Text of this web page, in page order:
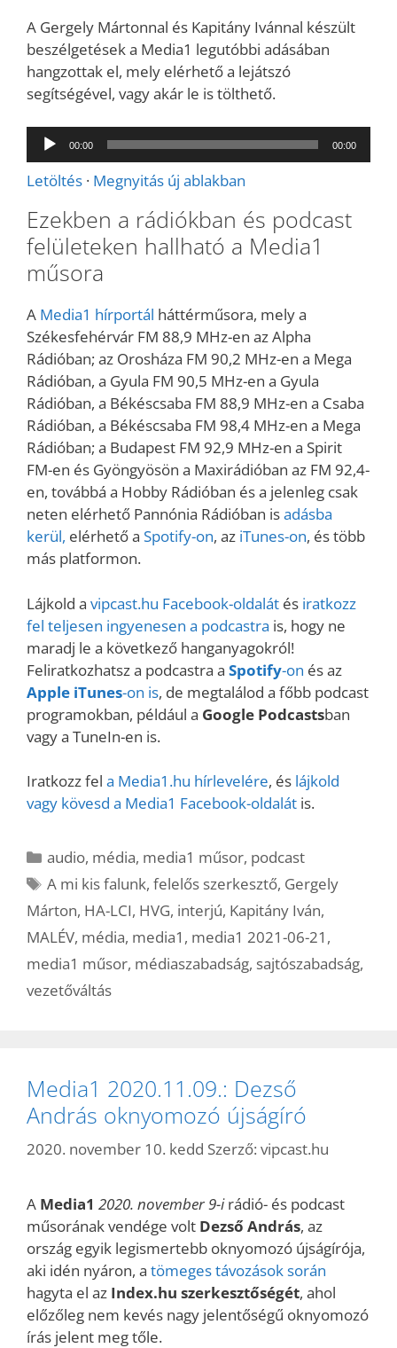
A Gergely Mártonnal és Kapitány Ivánnal készült
beszélgetések a Media1 legutóbbi adásában
hangzottak el, mely elérhető a lejátszó
segítségével, vagy akár le is tölthető.
Audió
lejátszó
00:00 00:00
Letöltés · Megnyitás új ablakban
Ezekben a rádiókban és podcast
felületeken hallható a Media1
műsora
A Media1 hírportál háttérműsora, mely a
Székesfehérvár FM 88,9 MHz-en az Alpha
Rádióban; az Orosháza FM 90,2 MHz-en a Mega
Rádióban, a Gyula FM 90,5 MHz-en a Gyula
Rádióban, a Békéscsaba FM 88,9 MHz-en a Csaba
Rádióban, a Békéscsaba FM 98,4 MHz-en a Mega
Rádióban; a Budapest FM 92,9 MHz-en a Spirit
FM-en és Gyöngyösön a Maxirádióban az FM 92,4-
en, továbbá a Hobby Rádióban és a jelenleg csak
neten elérhető Pannónia Rádióban isadásba
kerül, elérhető a Spotify-on, az iTunes-on, és több
más platformon.
Lájkold a vipcast.hu Facebook-oldalát és iratkozz
fel teljesen ingyenesen a podcastra is, hogy ne
maradj le a következő hanganyagokról!
Feliratkozhatsz a podcastra a Spotify-on és az
Apple iTunes-on is, de megtalálod a főbb podcast
programokban, például a Google Podcastsban
vagy a TuneIn-en is.
Iratkozz fel a Media1.hu hírlevelére, és lájkold
vagy kövesd a Media1 Facebook-oldalát is.
Kategória
audio, média, media1 műsor, podcast
Címkék
A mi kis falunk,felelős szerkesztő, Gergely
Márton, HA-LCI, HVG, interjú, Kapitány Iván,
MALÉV, média, media1 , media1 2021-06-21 ,
media1 műsor, médiaszabadság, sajtószabadság,
vezetőváltás
Media1 2020.11.09.: Dezső
András oknyomozó újságíró
2020. november 10. kedd Szerző: vipcast.hu
A Media1 2020. november 9-irádió- és podcast
műsorának vendége volt Dezső András, az
ország egyik legismertebb oknyomozó újságírója,
aki idén nyáron, a tömeges távozások során
hagyta el az Index.hu szerkesztőségét, ahol
előzőleg nem kevés nagy jelentőségű oknyomozó
írás jelent meg tőle.